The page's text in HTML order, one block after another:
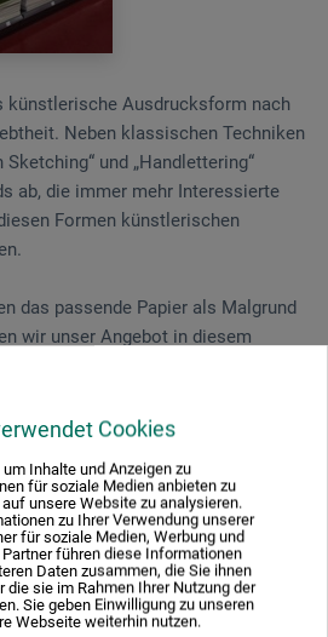
Cookies
Inhalte und Anzeigen zu
für soziale Medien anbieten zu
unsere Website zu analysieren.
zu Ihrer Verwendung unserer
für soziale Medien, Werbung und
führen diese Informationen
Daten zusammen, die Sie ihnen
die sie im Rahmen Ihrer Nutzung der
Sie geben Einwilligung zu unseren
Webseite weiterhin nutzen.
künstlerische Ausdrucksform nach
Neben klassischen Techniken
und „Handlettering“
ab, die immer mehr Interessierte
Formen künstlerischen
das passende Papier als Malgrund
wir unser Angebot in diesem
in Münster und lassen Sie